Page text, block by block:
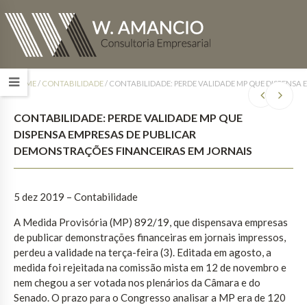
HOME/ CONTABILIDADE/ CONTABILIDADE: PERDE VALIDADE MP QUE
CONTABILIDADE: PERDE VALIDADE MP QUE
DISPENSA EMPRESAS DE PUBLICAR
DEMONSTRAÇÕES FINANCEIRAS EM JORNAIS
5 dez 2019 – Contabilidade
A Medida Provisória (MP) 892/19, que dispensava empresas
de publicar demonstrações financeiras em jornais impressos,
perdeu a validade na terça-feira (3). Editada em agosto, a
medida foi rejeitada na comissão mista em 12 de novembro e
nem chegou a ser votada nos plenários da Câmara e do
Senado. O prazo para o Congresso analisar a MP era de 120